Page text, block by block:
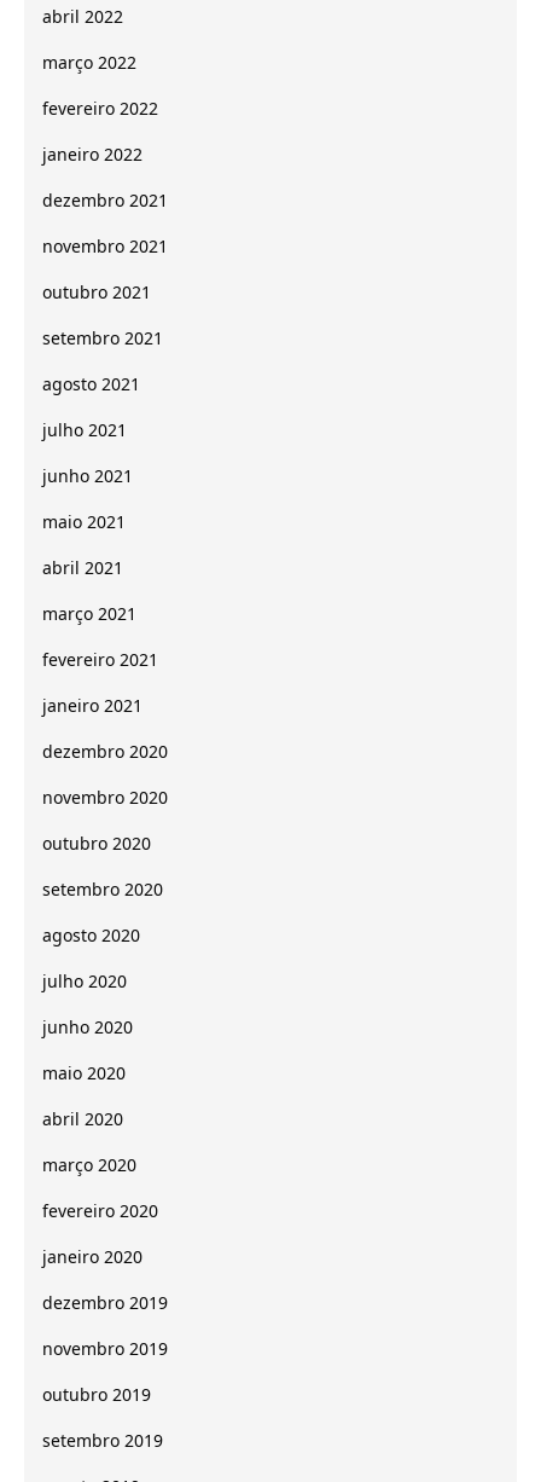
abril 2022
março 2022
fevereiro 2022
janeiro 2022
dezembro 2021
novembro 2021
outubro 2021
setembro 2021
agosto 2021
julho 2021
junho 2021
maio 2021
abril 2021
março 2021
fevereiro 2021
janeiro 2021
dezembro 2020
novembro 2020
outubro 2020
setembro 2020
agosto 2020
julho 2020
junho 2020
maio 2020
abril 2020
março 2020
fevereiro 2020
janeiro 2020
dezembro 2019
novembro 2019
outubro 2019
setembro 2019